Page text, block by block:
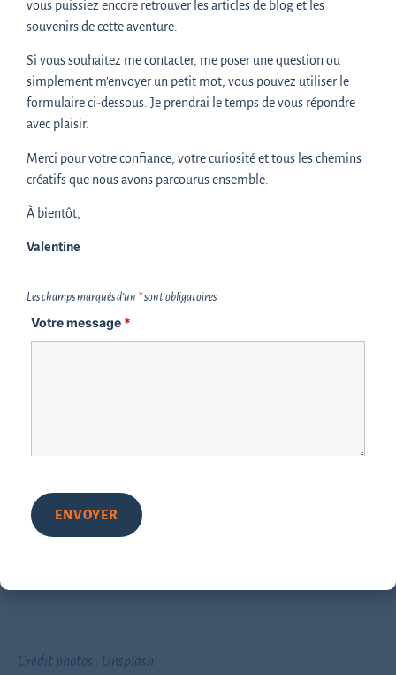
Bien sûr, si l’on souhaite progresser sur la technique
cours de dessin. Mais ce n’est pas le sujet ici : l’essentiel est
des’autoriser, de laisser apparaître sur le papier ce qui
sans attente ni jugement
… et souvent, de belles
Conclusion
Le dessin, comme le collage ou l’écriture, peut devenir un
formidable outil d’expression dans un carnet.
nous traverse.
À vous de choisir votre porte d’entrée… ou de toutes les
Crédit photos : Unsplash
vous puissiez encore retrouver les articles de blog et les
souvenirs de cette aventure.
Si vous souhaitez me contacter, me poser une question ou
simplement m’envoyer un petit mot, vous pouvez utiliser le
formulaire ci-dessous. Je prendrai le temps de vous répondre
avec plaisir.
Merci pour votre confiance, votre curiosité et tous les chemins
créatifs que nous avons parcourus ensemble.
À bientôt,
Valentine
Les champs marqués d’un *sont obligatoires
Votre message *